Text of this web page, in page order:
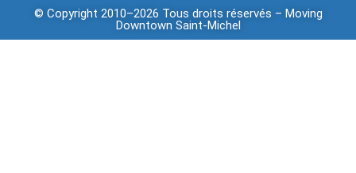
© Copyright 2010–2026 Tous droits réservés – Moving
Downtown Saint-Michel